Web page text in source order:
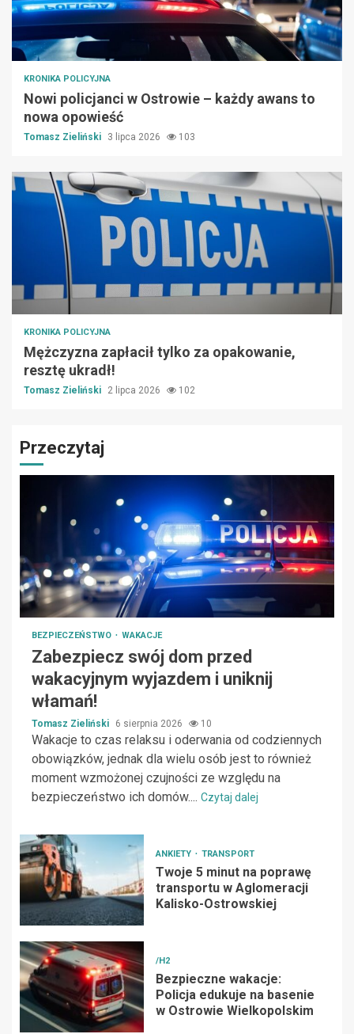
KRONIKA POLICYJNA
Nowi policjanci w Ostrowie – każdy awans to
nowa opowieść
Tomasz Zieliński 3 lipca 2026 103
KRONIKA POLICYJNA
Mężczyzna zapłacił tylko za opakowanie,
resztę ukradł!
Tomasz Zieliński 2 lipca 2026 102
Przeczytaj
BEZPIECZEŃSTWO WAKACJE
Zabezpiecz swój dom przed
wakacyjnym wyjazdem i uniknij
włamań!
Tomasz Zieliński 6 sierpnia 2026 10
Wakacje to czas relaksu i oderwania od codziennych
obowiązków, jednak dla wielu osób jest to również
moment wzmożonej czujności ze względu na
bezpieczeństwo ich domów.... Czytaj dalej
ANKIETY TRANSPORT
Twoje 5 minut na poprawę
transportu w Aglomeracji
Kalisko-Ostrowskiej
/H2
Bezpieczne wakacje:
Policja edukuje na basenie
w Ostrowie Wielkopolskim